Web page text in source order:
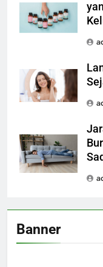
Banner